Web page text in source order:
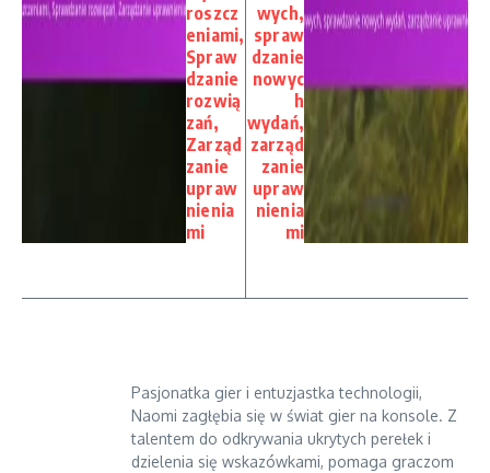
roszcz
eniami,
Spraw
dzanie
rozwią
zań,
Zarząd
zanie
upraw
nienia
mi
wych,
spraw
dzanie
nowyc
h
wydań,
zarząd
zanie
upraw
nienia
mi
Pasjonatka gier i entuzjastka technologii,
Naomi zagłębia się w świat gier na konsole. Z
talentem do odkrywania ukrytych perełek i
dzielenia się wskazówkami, pomaga graczom